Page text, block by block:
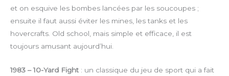
et on esquive les bombes lancées par les soucoupes ;
ensuite il faut aussi éviter les mines, les tanks et les
hovercrafts. Old school, mais simple et efficace, il est
toujours amusant aujourd’hui.
1983 – 10-Yard Fight : un classique du jeu de sport qui a fait